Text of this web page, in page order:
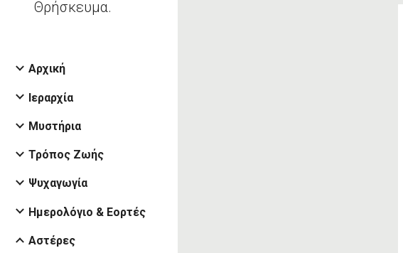
Θρήσκευμα.
Αρχική
Ιεραρχία
Μυστήρια
Τρόπος Ζωής
Ψυχαγωγία
Ημερολόγιο & Εορτές
Αστέρες